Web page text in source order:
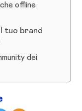
offline
tuo brand
dei